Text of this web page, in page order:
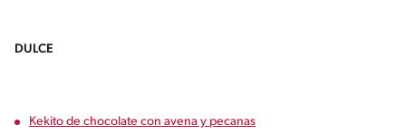
DULCE
Kekito de chocolate con avena y pecanas